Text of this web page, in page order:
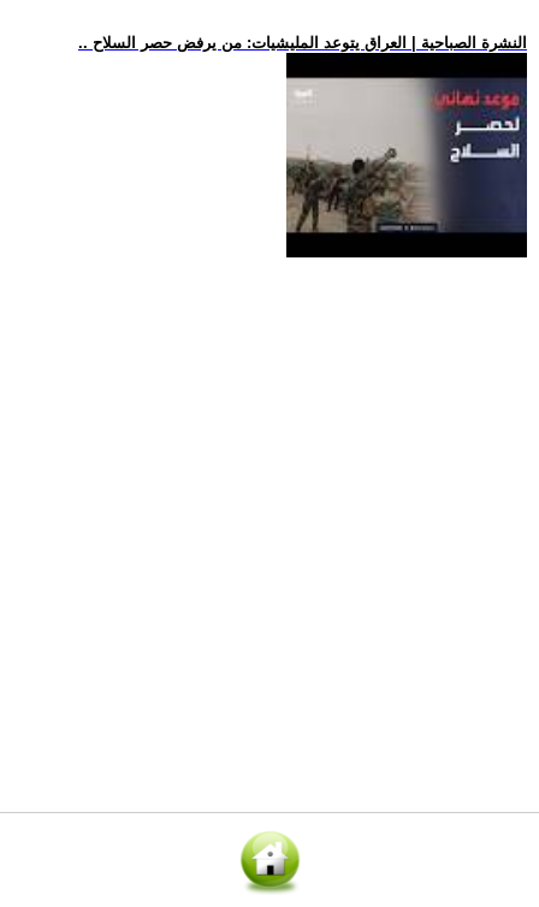
.. النشرة الصباحية | العراق يتوعد المليشيات: من يرفض حصر السلاح